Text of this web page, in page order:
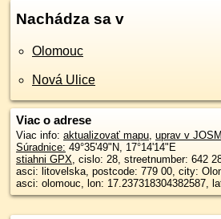
Nachádza sa v
Olomouc
Nová Ulice
Viac o adrese
Viac info: aktualizovať mapu, uprav v
Súradnice: 49°35'49"N, 17°14'14"E
stiahni GPX, cislo: 28, streetnumber: 642
asci: litovelska, postcode: 779 00, city: Olomouc, Nová
asci: olomouc, lon: 17.237318304382587,